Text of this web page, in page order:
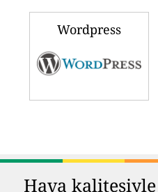
Wordpress
Hava